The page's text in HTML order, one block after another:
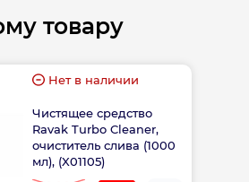
товару
Нет в наличии
Чистящее средство
Ravak Turbo Cleaner,
очиститель слива (1000
мл), (X01105)